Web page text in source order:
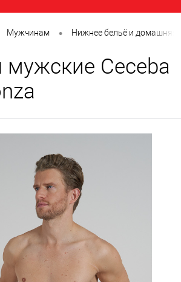
Мужчинам • Нижнее бельё и домашняя
мужские Ceceba